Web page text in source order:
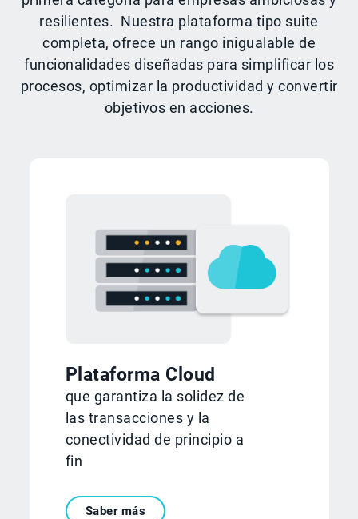
resilientes. Nuestra plataforma tipo suite
completa, ofrece un rango inigualable de
funcionalidades diseñadas para simplificar los
procesos, optimizar la productividad y convertir
objetivos en acciones.
Plataforma Cloud
que garantiza la solidez de
las transacciones y la
conectividad de principio a
fin
Saber más